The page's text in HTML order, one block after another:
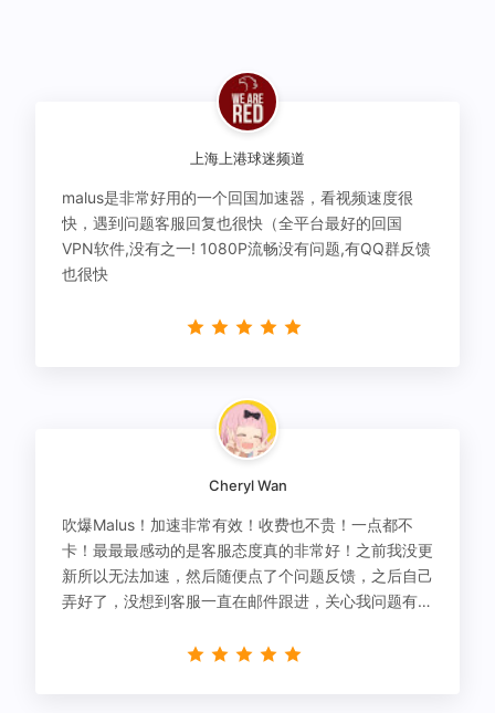
上海上港球迷频道
malus是非常好用的一个回国加速器，看视频速度很
快，遇到问题客服回复也很快（全平台最好的回国
VPN软件,没有之一! 1080P流畅没有问题,有QQ群反馈
也很快
Cheryl Wan
吹爆Malus！加速非常有效！收费也不贵！一点都不
卡！最最最感动的是客服态度真的非常好！之前我没更
新所以无法加速，然后随便点了个问题反馈，之后自己
弄好了，没想到客服一直在邮件跟进，关心我问题有没